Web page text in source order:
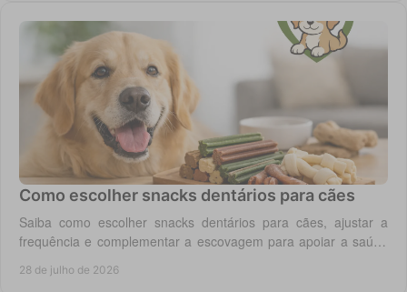
Como escolher snacks dentários para cães
Saiba como escolher snacks dentários para cães, ajustar a
frequência e complementar a escovagem para apoiar a saúde
28 de julho de 2026